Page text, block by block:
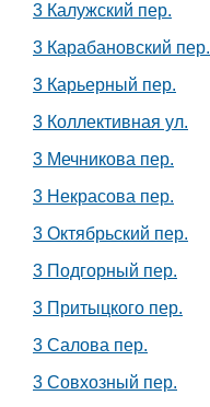
3 Калужский пер.
3 Карабановский пер.
3 Карьерный пер.
3 Коллективная ул.
3 Мечникова пер.
3 Некрасова пер.
3 Октябрьский пер.
3 Подгорный пер.
3 Притыцкого пер.
3 Салова пер.
3 Совхозный пер.